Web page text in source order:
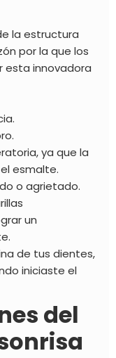
la estructura
por la que los
esta innovadora
ya que la
esmalte.
o agrietado.
un
de tus dientes,
iniciaste el
del